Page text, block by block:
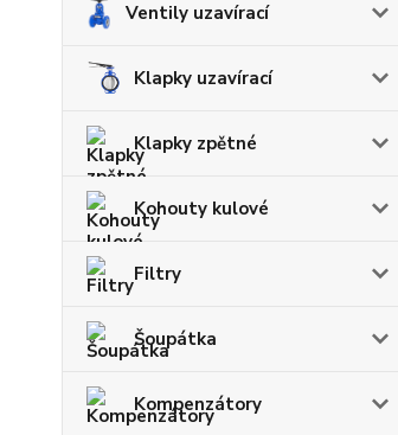
Ventily uzavírací
Klapky uzavírací
Klapky zpětné
Kohouty kulové
Filtry
Šoupátka
Kompenzátory